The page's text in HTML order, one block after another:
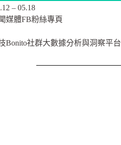
– 05.18
媒體FB粉絲專頁
Bonito社群大數據分析與洞察平台